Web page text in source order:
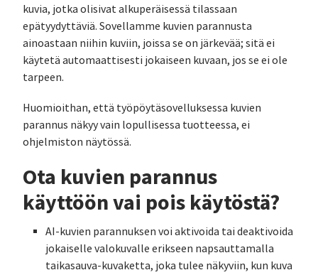
kuvia, jotka olisivat alkuperäisessä tilassaan
epätyydyttäviä. Sovellamme kuvien parannusta
ainoastaan niihin kuviin, joissa se on järkevää; sitä ei
käytetä automaattisesti jokaiseen kuvaan, jos se ei ole
tarpeen.
Huomioithan, että työpöytäsovelluksessa kuvien
parannus näkyy vain lopullisessa tuotteessa, ei
ohjelmiston näytössä.
Ota kuvien parannus
käyttöön vai pois käytöstä?
AI-kuvien parannuksen voi aktivoida tai deaktivoida
jokaiselle valokuvalle erikseen napsauttamalla
taikasauva-kuvaketta, joka tulee näkyviin, kun kuva